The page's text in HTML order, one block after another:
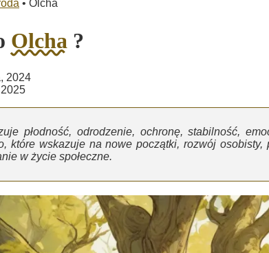
• Olcha
Olcha ?
2024
płodność, odrodzenie, ochronę, stabilność,
które wskazuje na nowe początki, rozwój
w życie społeczne.